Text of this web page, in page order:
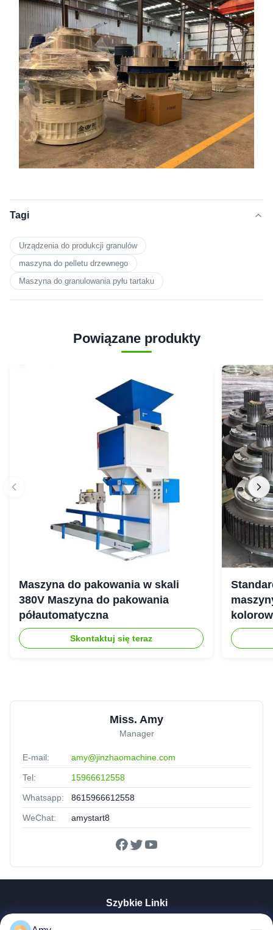
Tagi
Urządzenia do produkcji granulów
maszyna do pelletu drzewnego
Maszyna do granulowania pyłu tartaku
Powiązane produkty
Maszyna do pakowania w skali
380V Maszyna do pakowania
półautomatyczna
Skontaktuj się teraz
Miss. Amy
Manager
E-mail: amy@jinzhaomachine.com
Tel: 15966612558
Whatsapp: 8615966612558
WeChat: amystart8
Szybkie Linki